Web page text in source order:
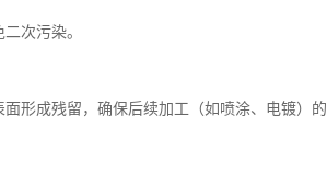
次污染。
形成残留，确保后续加工（如喷涂、电镀）的